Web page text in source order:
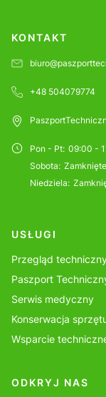
KONTAKT
+48 504079774
Pon - Pt: 09:00 -
Sobota: Zamknięte
Niedziela:
USŁUGI
Przegląd
Paszport
Serwis medyczny
Konserwacja
Wsparcie
ODKRYJ NAS